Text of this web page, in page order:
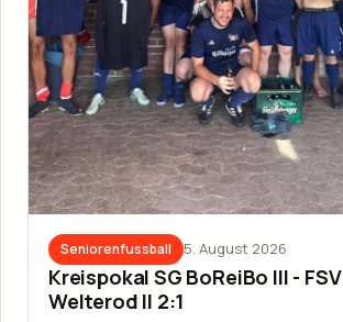
Seniorenfussball 5. August 2026
Kreispokal SG BoReiBo III - FSV
Welterod II 2:1